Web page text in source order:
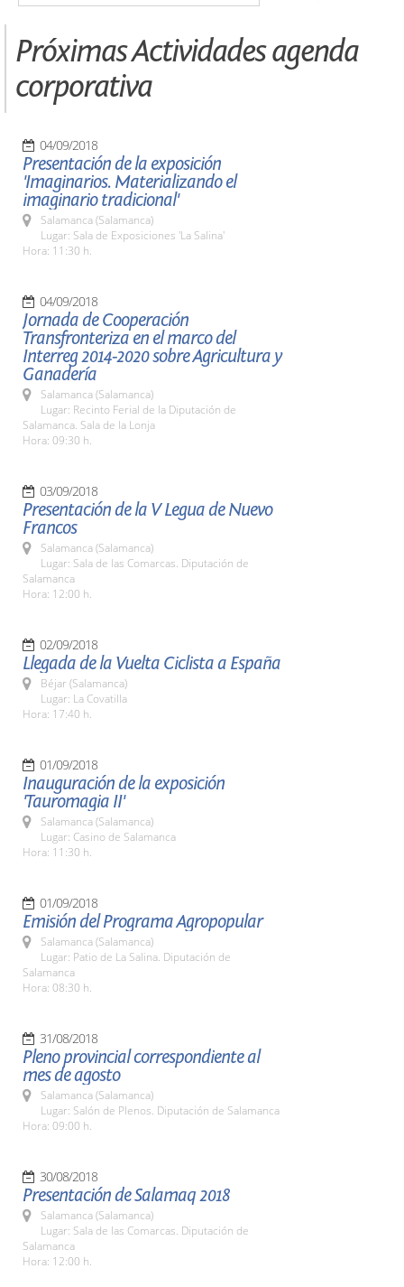
Próximas Actividades agenda
corporativa
04/09/2018
Presentación de la exposición
'Imaginarios. Materializando el
imaginario tradicional'
Salamanca (Salamanca)
Lugar: Sala de Exposiciones 'La Salina'
Hora: 11:30 h.
04/09/2018
Jornada de Cooperación
Transfronteriza en el marco del
Interreg 2014-2020 sobre Agricultura y
Ganadería
Salamanca (Salamanca)
Lugar: Recinto Ferial de la Diputación de
Salamanca. Sala de la Lonja
Hora: 09:30 h.
03/09/2018
Presentación de la V Legua de Nuevo
Francos
Salamanca (Salamanca)
Lugar: Sala de las Comarcas. Diputación de
Salamanca
Hora: 12:00 h.
02/09/2018
Llegada de la Vuelta Ciclista a España
Béjar (Salamanca)
Lugar: La Covatilla
Hora: 17:40 h.
01/09/2018
Inauguración de la exposición
'Tauromagia II'
Salamanca (Salamanca)
Lugar: Casino de Salamanca
Hora: 11:30 h.
01/09/2018
Emisión del Programa Agropopular
Salamanca (Salamanca)
Lugar: Patio de La Salina. Diputación de
Salamanca
Hora: 08:30 h.
31/08/2018
Pleno provincial correspondiente al
mes de agosto
Salamanca (Salamanca)
Lugar: Salón de Plenos. Diputación de Salamanca
Hora: 09:00 h.
30/08/2018
Presentación de Salamaq 2018
Salamanca (Salamanca)
Lugar: Sala de las Comarcas. Diputación de
Salamanca
Hora: 12:00 h.